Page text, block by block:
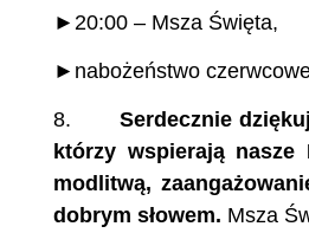
►20:00 – Msza Święta,
►nabożeństwo
8.
Serdecznie
którzy wspierają nasze
modlitwą,
dobrym słowem. Msza